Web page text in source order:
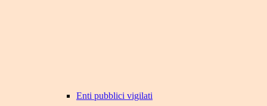
Enti pubblici vigilati